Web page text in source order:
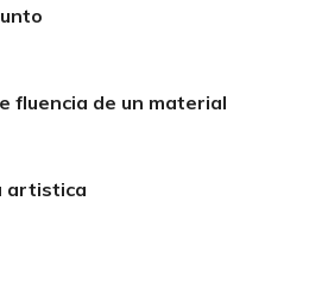
fluencia de un material
artistica